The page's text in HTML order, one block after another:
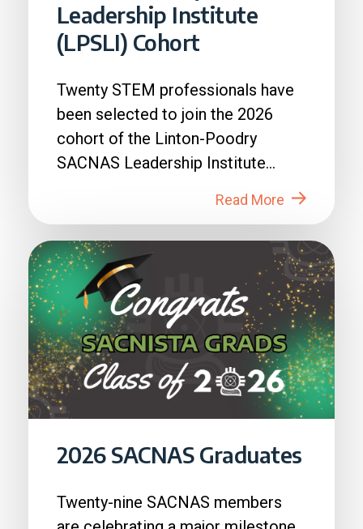
Leadership Institute
(LPSLI) Cohort
Twenty STEM professionals have
been selected to join the 2026
cohort of the Linton-Poodry
SACNAS Leadership Institute
Read More
2026 SACNAS Graduates
Twenty-nine SACNAS members